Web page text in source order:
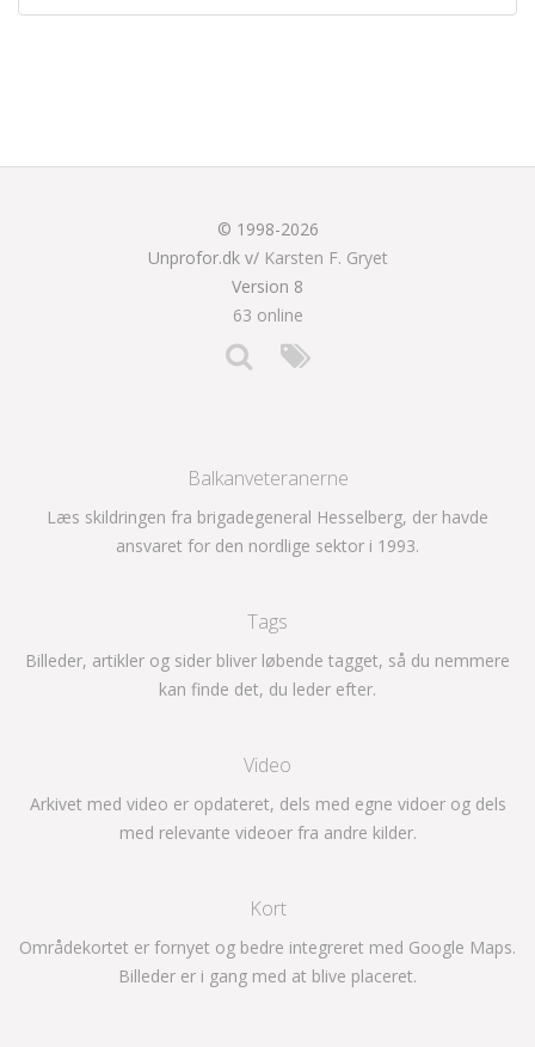
© 1998-2026
Unprofor.dk v/ Karsten F. Gryet
Version 8
63 online
Balkanveteranerne
Læs skildringen fra brigadegeneral Hesselberg, der havde
ansvaret for den nordlige sektor i 1993.
Tags
Billeder, artikler og sider bliver løbende tagget, så du nemmere
kan finde det, du leder efter.
Video
Arkivet med video er opdateret, dels med egne vidoer og dels
med relevante videoer fra andre kilder.
Kort
Områdekortet er fornyet og bedre integreret med Google Maps.
Billeder er i gang med at blive placeret.